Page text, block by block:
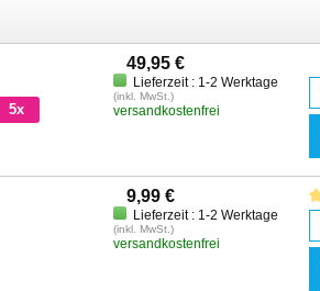
5x
49,95 €
Lieferzeit : 1-2 Werktage
(inkl. MwSt.)
versandkostenfrei
9,99 €
Lieferzeit : 1-2 Werktage
(inkl. MwSt.)
versandkostenfrei